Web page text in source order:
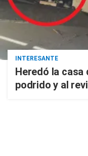
INTERESANTE
Heredó la casa
podrido y al